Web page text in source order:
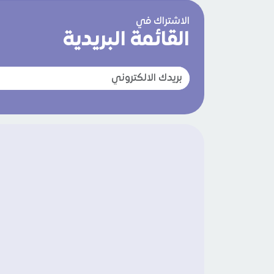
الاشتراك في
القائمة البريدية